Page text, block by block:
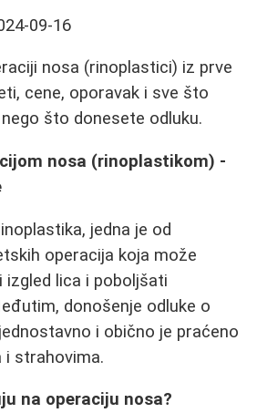
09-16
nosa (rinoplastici) iz prve
cene, oporavak i sve što
što donesete odluku.
nosa (rinoplastikom) -
jedna je od
operacija koja može
lica i poboljšati
donošenje odluke o
i obično je praćeno
i strahovima.
na operaciju nosa?